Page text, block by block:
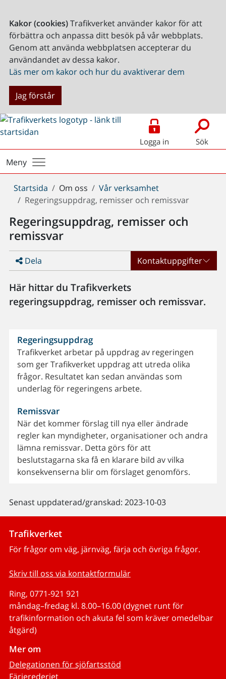
Kakor (cookies)Trafikverket använder kakor för att
förbättra och anpassa ditt besök på vår webbplats.
Genom att använda webbplatsen accepterar du
användandet av dessa kakor.
Läs mer om kakor och hur du avaktiverar dem
Jag förstår
Logga in Sök
Meny
Du
är
Startsida Om oss
Vår verksamhet
Regeringsuppdrag, remisser och remissvar
Regeringsuppdrag, remisser och
remissvar
Dela Kontaktuppgifter
Här hittar du Trafikverkets
regeringsuppdrag, remisser och remissvar.
Regeringsuppdrag
Trafikverket arbetar på uppdrag av regeringen
som ger Trafikverket uppdrag att utreda olika
frågor. Resultatet kan sedan användas som
underlag för regeringens arbete.
Remissvar
När det kommer förslag till nya eller ändrade
regler kan myndigheter, organisationer och andra
lämna remissvar. Detta görs för att
beslutstagarna ska få en klarare bild av vilka
konsekvenserna blir om förslaget genomförs.
Senast uppdaterad/granskad: 2023-10-03
Trafikverket
För frågor om väg, järnväg, färja och övriga frågor.
Skriv till oss via kontaktformulär
Ring, 0771-921 921
måndag–fredag kl. 8.00–16.00 (dygnet runt för
trafikinformation och akuta fel som kräver omedelbar
åtgärd)
Mer om
Delegationen för sjöfartsstöd
Färjerederiet